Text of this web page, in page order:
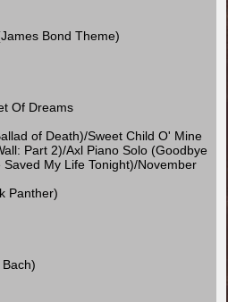
Bond Theme)
Of Dreams
of Death)/Sweet Child O' Mine
Part 2)/Axl Piano Solo (Goodbye
My Life Tonight)/November
Panther)